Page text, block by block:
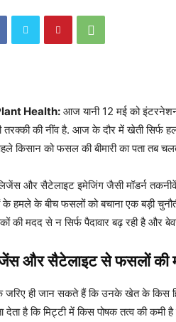
Health: आज यानी 12 मई को
तरक्की की नींव है. आज के दौर में खेती
किसान को फसल की बीमारी का पता तब
और सैटेलाइट इमेजिंग जैसी मॉडर्न
हमले के बीच फसलों को बचाना एक बड़ी
की मदद से न सिर्फ पैदावार बढ़ रही है और
और सैटेलाइट से फसलों की
जरिए ही जान सकते हैं कि उनके खेत के किस
है कि मिट्टी में किस पोषक तत्व की कमी